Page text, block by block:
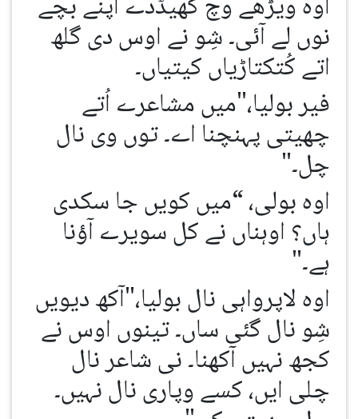
نوں لے آئی۔ شِو نے اوس دی گلھ
اتے کُتکتاڑیاں کیتیاں۔
فیر بولیا،"میں مشاعرے اُتے
چھیتی پہنچنا اے۔ توں وی نال
چل۔"
اوہ بولی، “میں کویں جا سکدی
ہاں؟ اوہناں نے کل سویرے آؤنا
ہے۔"
اوہ لاپرواہی نال بولیا،"آکھ دیویں
شِو نال گئی ساں۔ تینوں اوس نے
کجھ نہیں آکھنا۔ نی شاعر نال
چلی ایں، کسے وپاری نال نہیں۔